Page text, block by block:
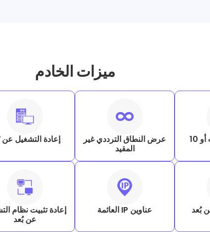
ميزات الخادم
منفذ 1 جيجابايت أو 10
عرض النطاق الترددي غير
المقيد
إعادة التشغيل عن
عناوين IP العائمة
إعادة تثبيت نظام
عن بُعد